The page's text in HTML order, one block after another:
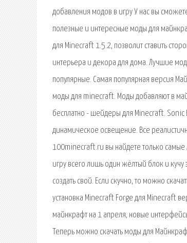
добавления модов в игру У нас вы
полезные и интересные моды для
для Minecraft 1.5.2, позволит ставить
интерьера и декора для дома. Лучшие
популярные. Самая популярная версия
моды для minecraft. Моды добавляют в
бесплатно - шейдеры для Minecraft. Sonic
динамическое освещение. Все
100minecraft.ru вы найдете только
игру всего лишь один жёлтый блок и
создать свой. Если скучно, то можно
установка Minecraft Forge для Minecraft
майнкрафт на 1 апреля, новые
Теперь можно скачать моды для